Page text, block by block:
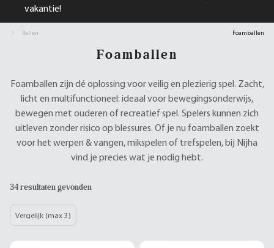
vakantie!
Ballen Foamballen
Foamballen
Foamballen zijn dé oplossing voor veilig en plezierig spel. Zacht,
licht en multifunctioneel: ideaal voor bewegingsonderwijs,
bewegen met ouderen of recreatief spel. Spelers kunnen zich
uitleven zonder risico op blessures. Of je nu foamballen zoekt
voor het werpen & vangen, mikspelen of trefspelen, bij Nijha
vind je precies wat je nodig hebt.
34 resultaten gevonden
Vergelijk (max 3)